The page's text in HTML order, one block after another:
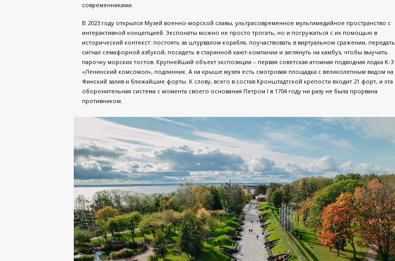
современниками.
В 2023 году открылся Музей военно-морской славы, ультрасовременное мультимедийное пространство с
интерактивной концепцией. Экспонаты можно не просто трогать, но и погружаться с их помощью в
исторический контекст: постоять за штурвалом корабля, поучаствовать в виртуальном сражении, передать
сигнал семафорной азбукой, посидеть в старинной кают-компании и заглянуть на камбуз, чтобы выучить
парочку морских тостов. Крупнейший объект экспозиции – первая советская атомная подводная лодка К-3
«Ленинский комсомол», подлинник. А на крыше музея есть смотровая площадка с великолепным видом на
Финский залив и ближайшие форты. К слову, всего в состав Кронштадтской крепости входит 21 форт, и эта
оборонительная система с момента своего основания Петром I в 1704 году ни разу не была прорвана
противником.